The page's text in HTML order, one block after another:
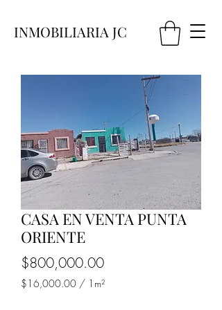
INMOBILIARIA JC
CASA EN VENTA PUNTA
ORIENTE
$800,000.00Precio
$16,000.00 / 1m²